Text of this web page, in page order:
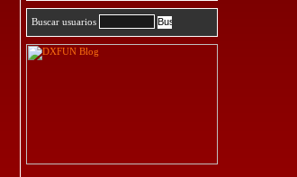
Buscar usuarios